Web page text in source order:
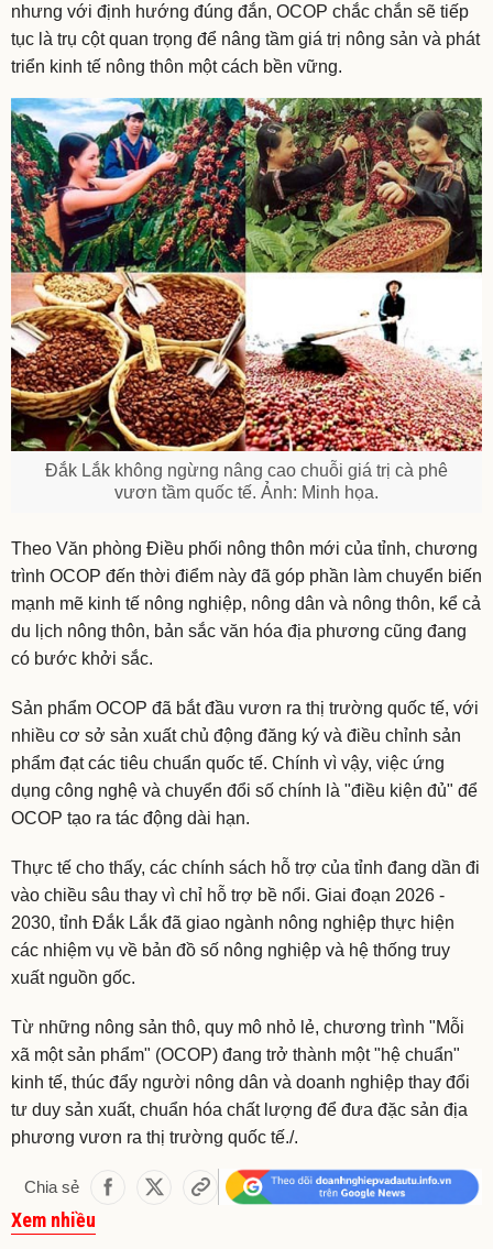
nhưng với định hướng đúng đắn, OCOP chắc chắn sẽ tiếp
tục là trụ cột quan trọng để nâng tầm giá trị nông sản và phát
triển kinh tế nông thôn một cách bền vững.
Đắk Lắk không ngừng nâng cao chuỗi giá trị cà phê
vươn tầm quốc tế. Ảnh: Minh họa.
Theo Văn phòng Điều phối nông thôn mới của tỉnh, chương
trình OCOP đến thời điểm này đã góp phần làm chuyển biến
mạnh mẽ kinh tế nông nghiệp, nông dân và nông thôn, kể cả
du lịch nông thôn, bản sắc văn hóa địa phương cũng đang
có bước khởi sắc.
Sản phẩm OCOP đã bắt đầu vươn ra thị trường quốc tế, với
nhiều cơ sở sản xuất chủ động đăng ký và điều chỉnh sản
phẩm đạt các tiêu chuẩn quốc tế. Chính vì vậy, việc ứng
dụng công nghệ và chuyển đổi số chính là "điều kiện đủ" để
OCOP tạo ra tác động dài hạn.
Thực tế cho thấy, các chính sách hỗ trợ của tỉnh đang dần đi
vào chiều sâu thay vì chỉ hỗ trợ bề nổi. Giai đoạn 2026 -
2030, tỉnh Đắk Lắk đã giao ngành nông nghiệp thực hiện
các nhiệm vụ về bản đồ số nông nghiệp và hệ thống truy
xuất nguồn gốc.
Từ những nông sản thô, quy mô nhỏ lẻ, chương trình "Mỗi
xã một sản phẩm" (OCOP) đang trở thành một "hệ chuẩn"
kinh tế, thúc đẩy người nông dân và doanh nghiệp thay đổi
tư duy sản xuất, chuẩn hóa chất lượng để đưa đặc sản địa
phương vươn ra thị trường quốc tế./.
Chia sẻ
Xem nhiều